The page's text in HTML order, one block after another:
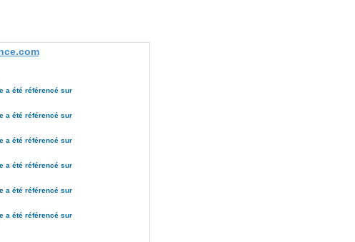
a été référencé sur
a été référencé sur
a été référencé sur
a été référencé sur
a été référencé sur
a été référencé sur